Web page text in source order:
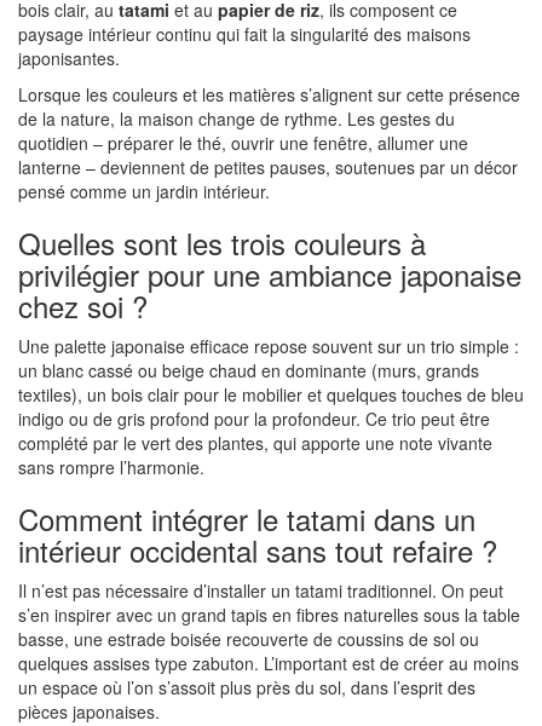
bois clair, au tatami et au papier de riz, ils composent ce
paysage intérieur continu qui fait la singularité des maisons
japonisantes.
Lorsque les couleurs et les matières s’alignent sur cette présence
de la nature, la maison change de rythme. Les gestes du
quotidien – préparer le thé, ouvrir une fenêtre, allumer une
lanterne – deviennent de petites pauses, soutenues par un décor
pensé comme un jardin intérieur.
Quelles sont les trois couleurs à
privilégier pour une ambiance japonaise
chez soi ?
Une palette japonaise efficace repose souvent sur un trio simple :
un blanc cassé ou beige chaud en dominante (murs, grands
textiles), un bois clair pour le mobilier et quelques touches de bleu
indigo ou de gris profond pour la profondeur. Ce trio peut être
complété par le vert des plantes, qui apporte une note vivante
sans rompre l’harmonie.
Comment intégrer le tatami dans un
intérieur occidental sans tout refaire ?
Il n’est pas nécessaire d’installer un tatami traditionnel. On peut
s’en inspirer avec un grand tapis en fibres naturelles sous la table
basse, une estrade boisée recouverte de coussins de sol ou
quelques assises type zabuton. L’important est de créer au moins
un espace où l’on s’assoit plus près du sol, dans l’esprit des
pièces japonaises.